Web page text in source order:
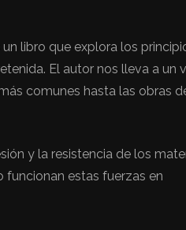
libro que explora los
El autor nos lleva a un
comunes hasta las obras
y la resistencia de los
funcionan estas fuerzas en